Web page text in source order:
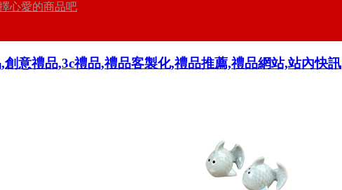
心愛的商品吧
意禮品,3c禮品,禮品客製化,禮品推薦,禮品網站,站內快訊